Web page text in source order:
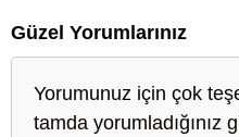
Güzel Yorumlarınız
Yorumunuz için çok
tamda yorumladığınız